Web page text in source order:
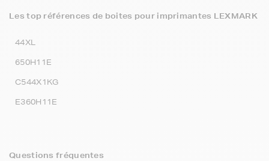
Les top références de boites pour imprimantes LEXMARK
44XL
650H11E
C544X1KG
E360H11E
Questions fréquentes